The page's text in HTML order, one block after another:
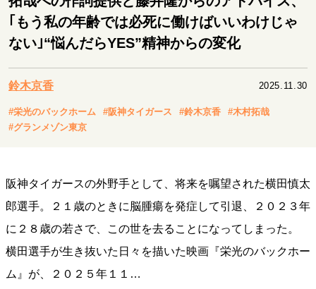
表現者の葛藤
人生が動いた日 10代の挫折と原点
セカンドキャリアの描き方
ファーストキャリアを拓く
夢を掴む選択
経営・ビジネス
リーダーの流儀 変革の原動力
次世代へのバトン
マインドセット
｢もう私の年齢では必死に働けばいいわけじゃ
ない｣“悩んだらYES”精神からの変化
鈴木京香 2025.11.30
#栄光のバックホーム #阪神タイガース #鈴木京香
#木村拓哉
#グランメゾン東京
阪神タイガースの外野手として、将来を嘱望された横田慎太
郎選手。２１歳のときに脳腫瘍を発症して引退、２０２３年
に２８歳の若さで、この世を去ることになってしまった。
横田選手が生き抜いた日々を描いた映画『栄光のバックホー
ム』が、２０２５年１１…